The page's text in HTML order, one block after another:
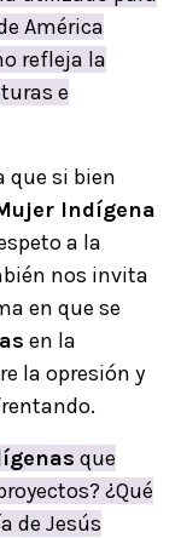
América
refleja la
e
que si bien
Indígena
a la
nos invita
en que se
en la
la opresión y
que
¿Qué
de Jesús